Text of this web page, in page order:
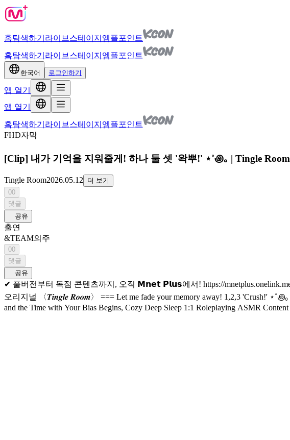
홈탐색하기 라이브 스테이지 엠플포인트
홈탐색하기 라이브 스테이지 엠플포인트
한국어 로그인하기
앱 열기
앱 열기
홈탐색하기 라이브 스테이지 엠플포인트
FHD자막
[Clip] 내가 기억을 지워줄게! 하나 둘 셋 '왁뿌!' ⋆˚꩜｡ | Tingle Room
Tingle Room2026.05.12 더 보기
00
댓글
공유
출연
&TEAM의주
00
댓글
공유
✔ 풀버전부터 독점 콘텐츠까지, 오직 𝗠𝗻𝗲𝘁 𝗣𝗹𝘂𝘀에서! https://mnetplus.onelink.me/TRa8/d1h6hmeb 눈을 감으면 시작되는 최애와의 시간, 꿀잠 밀착 케어 1:1 롤플레잉 ASMR 콘텐츠 엠넷 플러스
오리지널 〈𝑻𝒊𝒏𝒈𝒍𝒆 𝑹𝒐𝒐𝒎〉 === Let me fade your memory away! 1,2,3 'Crush!' ⋆˚꩜｡ ✔ Full ver & Exclusive contents, Only on 𝗠𝗻𝗲𝘁 𝗣𝗹𝘂𝘀! https://mnetplus.onelink.me/TRa8/d1h6hmeb Close Your Eyes
and the Time with Your Bias Begins, Cozy Deep Sleep 1:1 Roleplaying ASMR Content Mnet Plus Original 〈𝑻𝒊𝒏𝒈𝒍𝒆 𝑹𝒐𝒐𝒎〉 #TingleRoom #팅글룸 #MnetPlus #엠넷플러스 #MnetPlus_ORIGINAL #엠넷